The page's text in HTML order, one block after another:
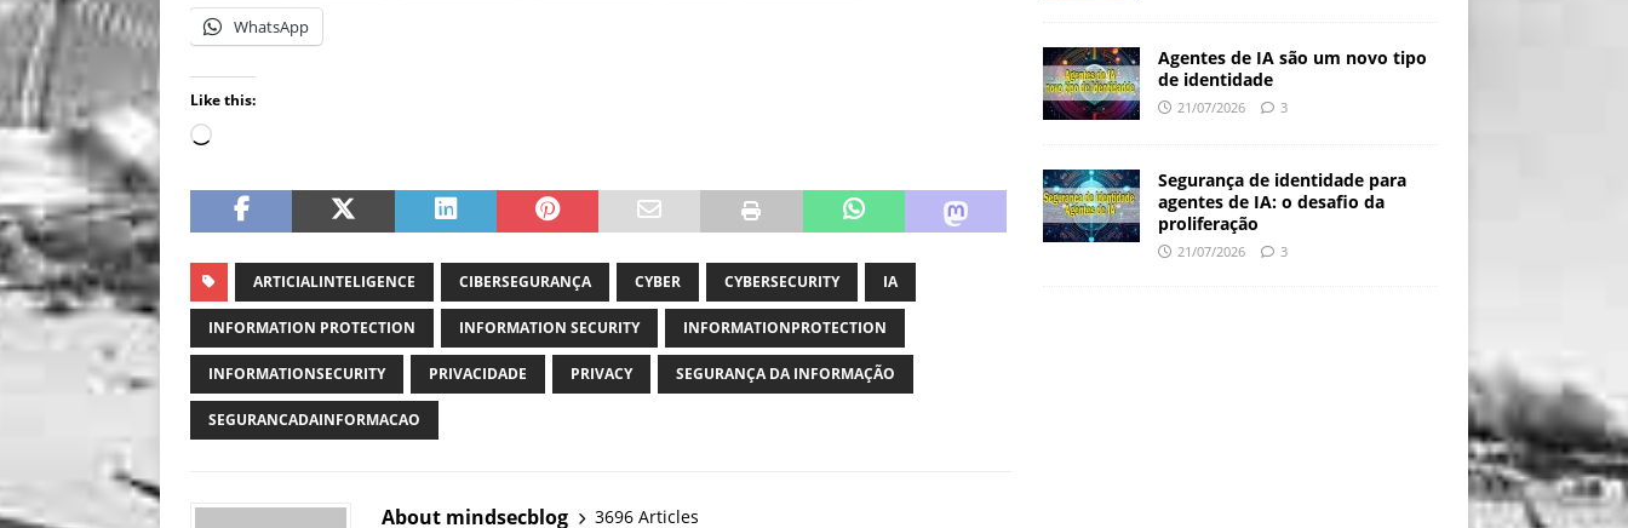
WhatsApp
Like this:
ARTICIALINTELIGENCE CIBERSEGURANÇA CYBER CYBERSECURITY IA
INFORMATION PROTECTION INFORMATION SECURITY INFORMATIONPROTECTION
INFORMATIONSECURITY PRIVACIDADE PRIVACY SEGURANÇA DA INFORMAÇÃO
SEGURANCADAINFORMACAO
About mindsecblog 3696 Articles
Agentes de IA são um novo tipo
de identidade
21/07/2026 3
Segurança de identidade para
agentes de IA: o desafio da
proliferação
21/07/2026 3